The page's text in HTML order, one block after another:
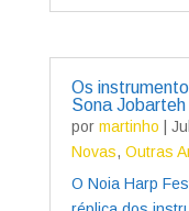
Os
Sona
por martinho
Novas, Outras
O Noia Harp